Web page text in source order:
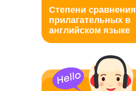
Степени сравнения
прилагательных в
английском языке